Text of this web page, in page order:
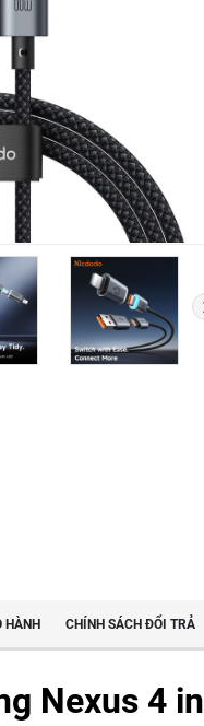
HÀNH CHÍNH SÁCH ĐỔI TRẢ
Nexus 4